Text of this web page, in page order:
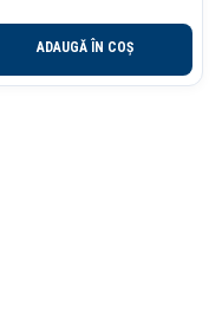
ADAUGĂ ÎN COȘ